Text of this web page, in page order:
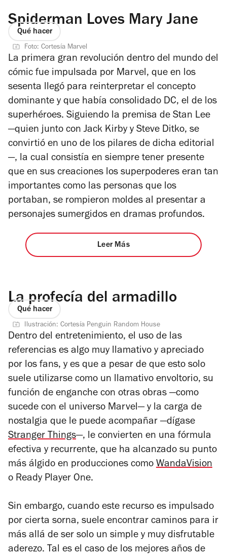
Spiderman Loves Mary Jane
Qué hacer
Foto: Cortesía Marvel
La primera gran revolución dentro del mundo del
cómic fue impulsada por Marvel, que en los
sesenta llegó para reinterpretar el concepto
dominante y que había consolidado DC, el de los
superhéroes. Siguiendo la premisa de Stan Lee
—quien junto con Jack Kirby y Steve Ditko, se
convirtió en uno de los pilares de dicha editorial
—, la cual consistía en siempre tener presente
que en sus creaciones los superpoderes eran tan
importantes como las personas que los
portaban, se rompieron moldes al presentar a
personajes sumergidos en dramas profundos.
Leer Más
La profecía del armadillo
Qué hacer
Ilustración: Cortesía Penguin Random House
Dentro del entretenimiento, el uso de las
referencias es algo muy llamativo y apreciado
por los fans, y es que a pesar de que esto solo
suele utilizarse como un llamativo envoltorio, su
función de enganche con otras obras —como
sucede con el universo Marvel— y la carga de
nostalgia que le puede acompañar —dígase
Stranger Things—, le convierten en una fórmula
efectiva y recurrente, que ha alcanzado su punto
más álgido en producciones como WandaVision
o Ready Player One.
Sin embargo, cuando este recurso es impulsado
por cierta sorna, suele encontrar caminos para ir
más allá de ser solo un simple y muy disfrutable
aderezo. Tal es el caso de los mejores años de